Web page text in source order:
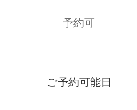
予約可
ご予約可能日